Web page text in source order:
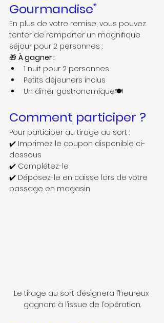
Gourmandise”
En plus de votre remise, vous pouvez
tenter de remporter un magnifique
séjour pour 2 personnes :
🎁 À gagner :
1 nuit pour 2 personnes
Petits déjeuners inclus
Un dîner gastronomique🍽️
Comment participer ?
Pour participer au tirage au sort :
✔️ Imprimez le coupon disponible ci-
dessous
✔️ Complétez-le
✔️ Déposez-le en caisse lors de votre
passage en magasin
Le tirage au sort désignera l’heureux
gagnant à l’issue de l’opération.